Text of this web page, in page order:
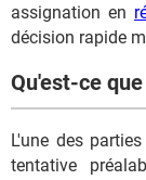
assignation en
décision rapide
Qu'est-ce
L'une des
tentative